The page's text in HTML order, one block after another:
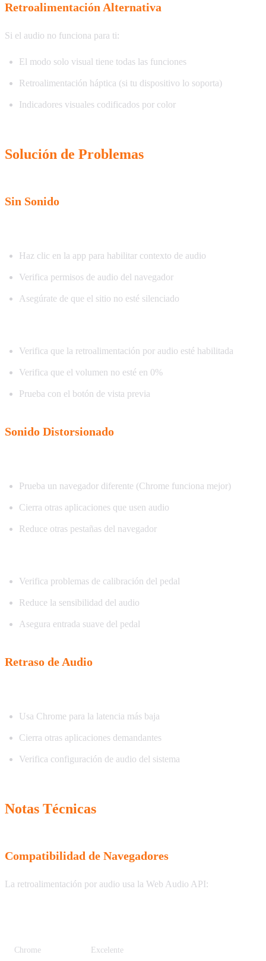
Retroalimentación Alternativa
Si el audio no funciona para ti:
El modo solo visual tiene todas las funciones
Retroalimentación háptica (si tu dispositivo lo soporta)
Indicadores visuales codificados por color
Solución de Problemas
Sin Sonido
Haz clic en la app para habilitar contexto de audio
Verifica permisos de audio del navegador
Asegúrate de que el sitio no esté silenciado
Verifica que la retroalimentación por audio esté habilitada
Verifica que el volumen no esté en 0%
Prueba con el botón de vista previa
Sonido Distorsionado
Prueba un navegador diferente (Chrome funciona mejor)
Cierra otras aplicaciones que usen audio
Reduce otras pestañas del navegador
Verifica problemas de calibración del pedal
Reduce la sensibilidad del audio
Asegura entrada suave del pedal
Retraso de Audio
Usa Chrome para la latencia más baja
Cierra otras aplicaciones demandantes
Verifica configuración de audio del sistema
Notas Técnicas
Compatibilidad de Navegadores
La retroalimentación por audio usa la Web Audio API:
Chrome Excelente